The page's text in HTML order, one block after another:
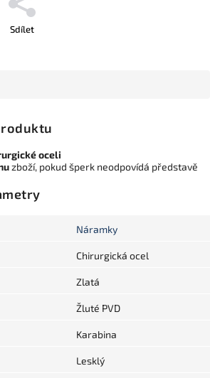
Sdílet
oceli
zboží, pokud šperk neodpovídá představě
Náramky
Chirurgická ocel
Zlatá
Žluté PVD
Karabina
Lesklý